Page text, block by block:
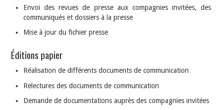
Envoi des revues de presse aux compagnies invitées, des
communiqués et dossiers à la presse
Mise à jour du fichier presse
Éditions papier
Réalisation de différents documents de communication
Relectures des documents de communication
Demande de documentations auprès des compagnies invitées